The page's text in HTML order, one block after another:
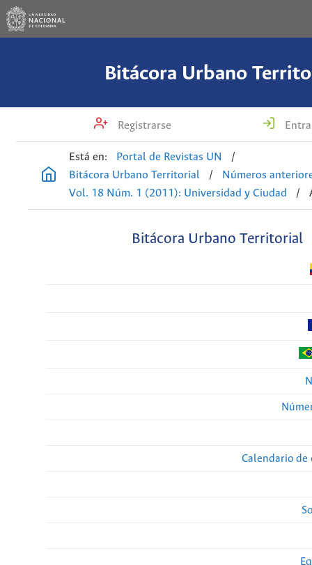
Bitácora Urbano
Registrarse
Está en: Portal de Revistas UN
/
Bitácora Urbano Territorial
/
Números
Vol. 18 Núm. 1 (2011): Universidad y Ciudad
/
Bitácora Urbano Territorial
Calendario de